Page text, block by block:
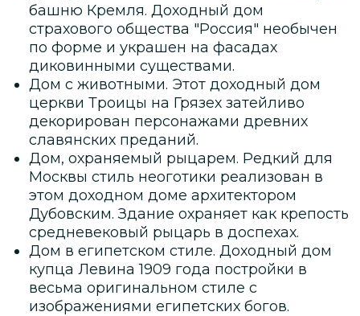
башню Кремля. Доходный дом
страхового общества "Россия" необычен
по форме и украшен на фасадах
диковинными существами.
Дом с животными. Этот доходный дом
церкви Троицы на Грязех затейливо
декорирован персонажами древних
славянских преданий.
Дом, охраняемый рыцарем. Редкий для
Москвы стиль неоготики реализован в
этом доходном доме архитектором
Дубовским. Здание охраняет как крепость
средневековый рыцарь в доспехах.
Дом в египетском стиле. Доходный дом
купца Левина 1909 года постройки в
весьма оригинальном стиле с
изображениями египетских богов.